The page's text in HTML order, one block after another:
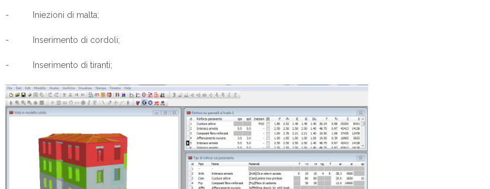
- Iniezioni di malta;
- Inserimento di cordoli;
- Inserimento di tiranti;